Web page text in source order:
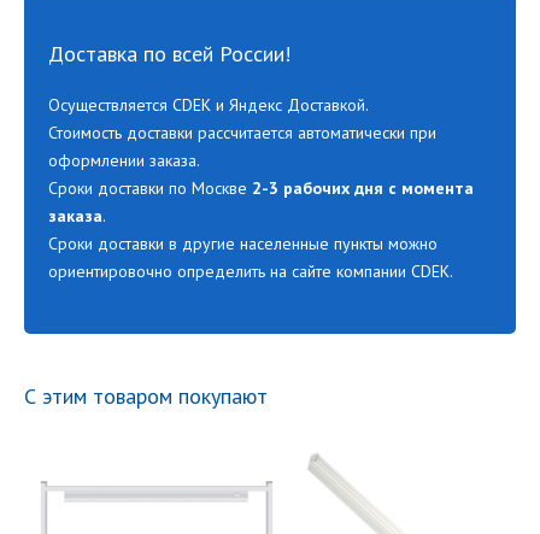
Доставка по всей России!
Осуществляется CDEK и Яндекс Доставкой.
Стоимость доставки рассчитается автоматически при
оформлении заказа.
Сроки доставки по Москве 2-3 рабочих дня с момента
заказа.
Сроки доставки в другие населенные пункты можно
ориентировочно определить на сайте компании CDEK.
С этим товаром покупают